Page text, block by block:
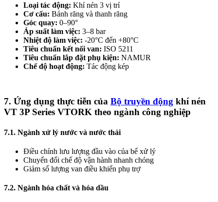
Loại tác động: Khí nén 3 vị trí
Cơ cấu: Bánh răng và thanh răng
Góc quay: 0–90°
Áp suất làm việc: 3–8 bar
Nhiệt độ làm việc: -20°C đến +80°C
Tiêu chuẩn kết nối van: ISO 5211
Tiêu chuẩn lắp đặt phụ kiện: NAMUR
Chế độ hoạt động: Tác động kép
7. Ứng dụng thực tiễn của Bộ truyền động khí nén
VT 3P Series VTORK theo ngành công nghiệp
7.1. Ngành xử lý nước và nước thải
Điều chỉnh lưu lượng đầu vào của bể xử lý
Chuyển đổi chế độ vận hành nhanh chóng
Giảm số lượng van điều khiển phụ trợ
7.2. Ngành hóa chất và hóa dầu